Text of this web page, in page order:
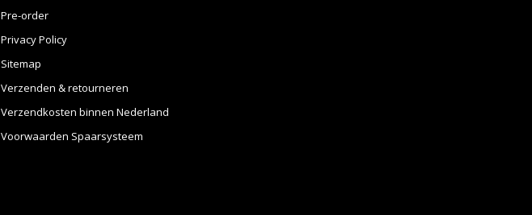
Pre-order
Privacy Policy
Sitemap
Verzenden & retourneren
Verzendkosten binnen Nederland
Voorwaarden Spaarsysteem